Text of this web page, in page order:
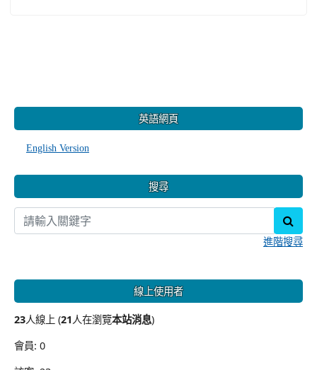
英語網頁
English Version
搜尋
進階搜尋
線上使用者
23人線上 (21人在瀏覽本站消息)
會員: 0